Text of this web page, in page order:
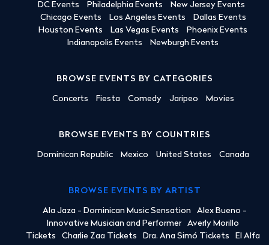
DC Events
Philadelphia Events
New Jersey Events
Chicago Events
Los Angeles Events
Dallas Events
Houston Events
Las Vegas Events
Phoenix Events
Indianapolis Events
Newburgh Events
BROWSE EVENTS BY CATEGORIES
Concerts Fiesta Comedy Jaripeo Movies
BROWSE EVENTS BY COUNTRIES
Dominican Republic Mexico United States Canada
BROWSE EVENTS BY ARTIST
Ala Jaza - Dominican Music Sensation
Alex Bueno -
Innovative Musician and Performer
Averly Morillo
Tickets
Charlie Zaa Tickets Dra. Ana Simó Tickets
El Alfa